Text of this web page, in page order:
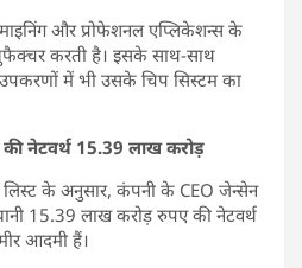
माइनिंग और प्रोफेशनल एप्लिकेशन्स के
करती है। इसके साथ-साथ
में भी उसके चिप सिस्टम का
नेटवर्थ 15.39 लाख करोड़
लिस्ट के अनुसार, कंपनी के CEO जेन्सेन
15.39 लाख करोड़ रुपए की नेटवर्थ
आदमी हैं।